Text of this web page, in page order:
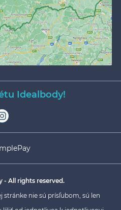
Idealbody!
- All rights reserved.
stránke nie sú prísľubom, sú len